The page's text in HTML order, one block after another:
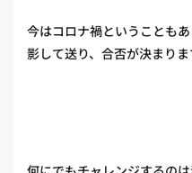
今はコロナ禍ということも
影して送り、合否が決まりま